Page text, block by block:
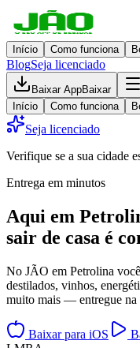
Início Como funciona
BlogSeja licenciado
Baixar AppBaixar
Início
Como funciona
Seja licenciado
Verifique se a sua cidade
Entrega em minutos
Aqui em
sair de casa é
No JÃO em Petrolina
destilados, vinhos,
muito mais — entregue na
Baixar para iOS